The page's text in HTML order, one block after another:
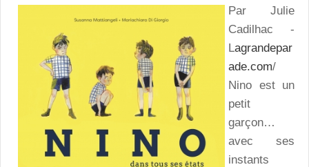
Par Julie
Cadilhac -
Lagrandepar
ade.com/
Nino est un
petit
garçon…
avec ses
instants